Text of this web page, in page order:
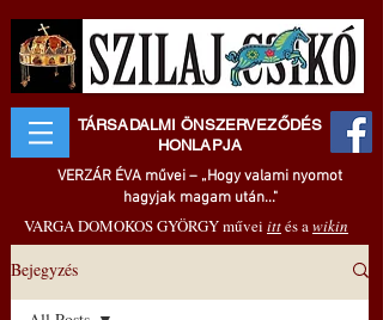
TÁRSADALMI ÖNSZERVEZŐDÉS
HONLAPJA
VERZÁR ÉVA művei – „Hogy valami nyomot
hagyjak magam után..."
VARGA DOMOKOS GYÖRGY művei ittés awikin
Bejegyzés